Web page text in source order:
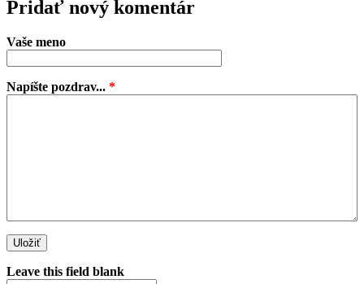
Pridať nový komentár
Vaše meno
Napíšte pozdrav... *
Leave this field blank